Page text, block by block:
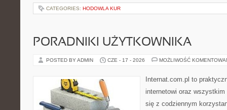
CATEGORIES: HODOWLA KUR
PORADNIKI UŻYTKOWNIKA
POSTED BY ADMIN CZE - 17 - 2026 MOŻLIWOŚĆ
Internat.com.pl to
internetowi oraz
się z codziennym